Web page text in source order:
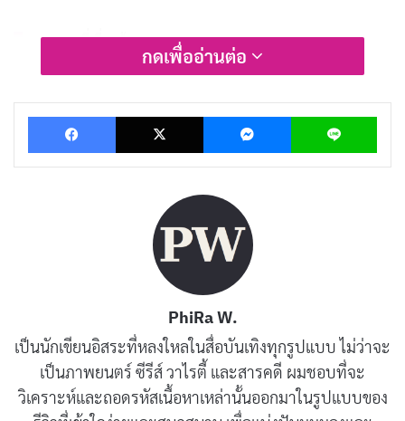
บทความที่เกี่ยวข้อง
พฤศจิกายน 12, 2025
พฤศจิกายน 9, 2025
[รีวิว-เรื่องย่อ] เอเลี่ยน 2 ฝูงมฤตยูนอกโลก | Aliens
พฤศจิกายน 8, 2025
[รีวิว-เรื่องย่อ] บารามุลลาอาถรรพ์ | Baramulla
(2025)
พฤศจิกายน 7, 2025
กดเพื่ออ่านต่อ
Facebook X Messenger Line
PhiRa W.
เป็นนักเขียนอิสระที่หลงใหลในสื่อบันเทิงทุกรูปแบบ ไม่ว่าจะ
เป็นภาพยนตร์ ซีรีส์ วาไรตี้ และสารคดี ผมชอบที่จะ
วิเคราะห์และถอดรหัสเนื้อหาเหล่านั้นออกมาในรูปแบบของ